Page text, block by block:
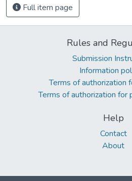
Full item page
Rules and
Submission
Information
Terms of authorization
Terms of authorization for
Help
Contact
About